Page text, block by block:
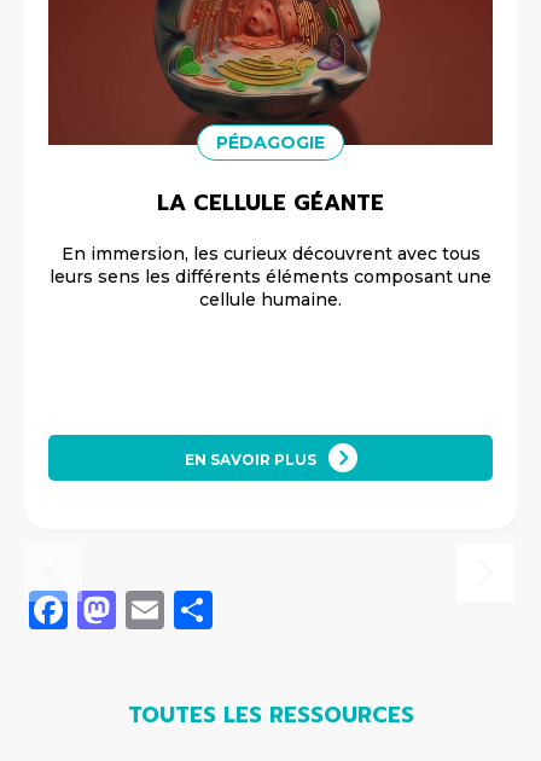
PÉDAGOGIE
LA CELLULE GÉANTE
En immersion, les curieux découvrent avec tous
leurs sens les différents éléments composant une
cellule humaine.
EN SAVOIR PLUS
Facebook
Mastodon
Email
TOUTES LES RESSOURCES